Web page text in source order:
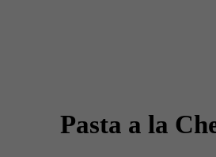
Pasta a la